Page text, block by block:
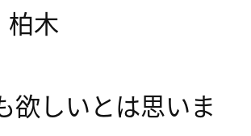
木
しいとは思いま